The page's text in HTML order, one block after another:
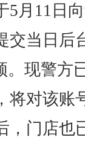
5月11日
交当日后
。现警方
将对该账
，门店也